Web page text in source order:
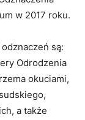
w 2017 roku.
są:
Odrodzenia
okuciami,
a także